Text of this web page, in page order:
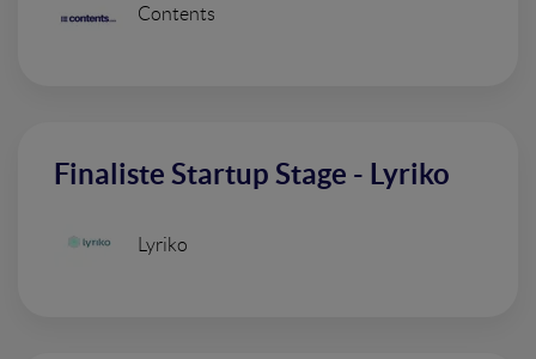
Contents
Finaliste Startup Stage - Lyriko
Lyriko